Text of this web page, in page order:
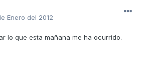
Enero del 2012
lo que esta mañana me ha ocurrido.